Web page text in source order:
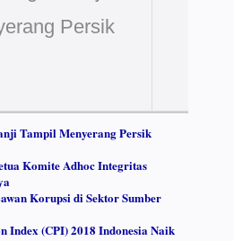
Persik
Tampil Menyerang Persik
Komite Adhoc Integritas
Korupsi di Sektor Sumber
Index (CPI) 2018 Indonesia Naik